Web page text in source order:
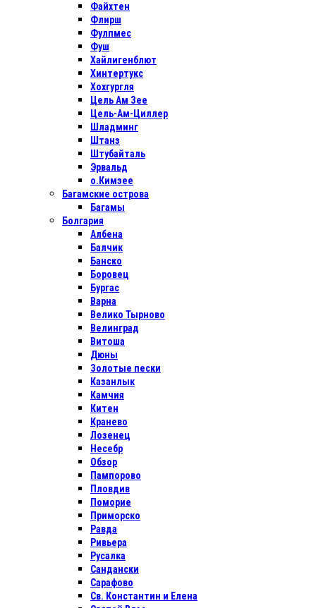
Файхтен
Флирш
Фулпмес
Фуш
Хайлигенблют
Хинтертукс
Хохгургля
Цель Ам Зее
Цель-Ам-Циллер
Шладминг
Штанз
Штубайталь
Эрвальд
о.Кимзее
Багамские острова
Багамы
Болгария
Албена
Балчик
Банско
Боровец
Бургас
Варна
Велико Тырново
Велинград
Витоша
Дюны
Золотые пески
Казанлык
Камчия
Китен
Кранево
Лозенец
Несебр
Обзор
Пампорово
Пловдив
Поморие
Приморско
Равда
Ривьера
Русалка
Сандански
Сарафово
Св. Константин и Елена